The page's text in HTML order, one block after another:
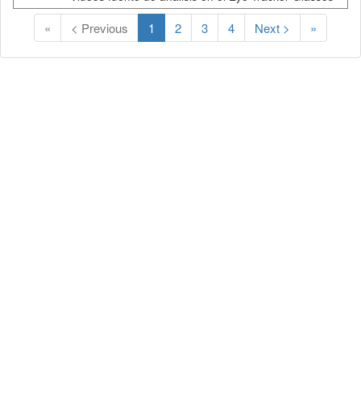
« < Previous 1
C
u
2 3 4 Next > »